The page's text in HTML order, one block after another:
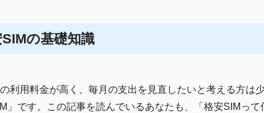
の基礎知識
利用料金が高く、毎月の支出を見直したいと考える方は
」です。この記事を読んでいるあなたも、「格安SIMっ